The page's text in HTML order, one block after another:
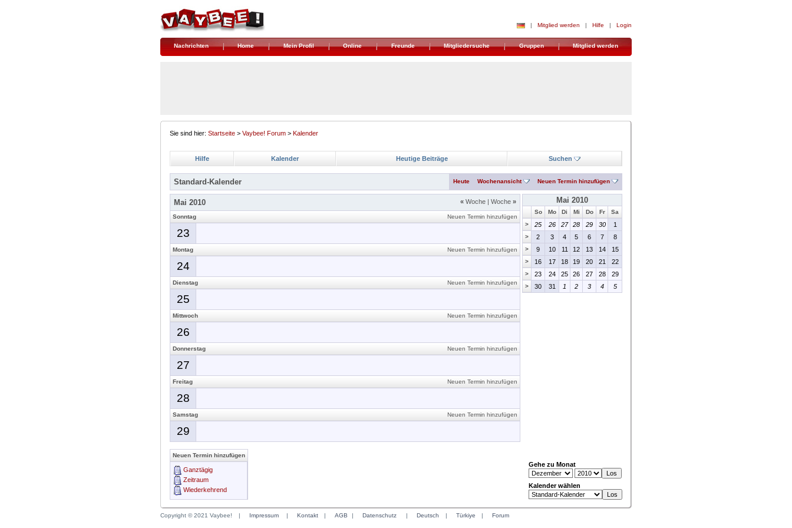
| Mitglied werden | Hilfe | Login
Nachrichten Home Mein Profil Online Freunde Mitgliedersuche Gruppen Mitglied werden
Sie sind hier: Startseite > Vaybee! Forum > Kalender
Hilfe Kalender Heutige Beiträge Suchen
Standard-Kalender Heute Wochenansicht Neuen Termin hinzufügen
« Woche | Woche »
Mai 2010
Neuen Termin hinzufügen
Sonntag
23
Neuen Termin hinzufügen
Montag
24
Neuen Termin hinzufügen
Dienstag
25
Neuen Termin hinzufügen
Mittwoch
26
Neuen Termin hinzufügen
Donnerstag
27
Neuen Termin hinzufügen
Freitag
28
Neuen Termin hinzufügen
Samstag
29
Mai 2010
So Mo Di Mi Do Fr
Sa
>
25 26 27 28 29 30 1
> 2 3 4 5 6 7 8
> 9 10 11 12 13 14 15
> 16 17 18 19 20 21 22
> 23 24 25 26 27 28 29
> 30 31 1 2 3 4 5
Neuen Termin hinzufügen
Ganztägig
Zeitraum
Wiederkehrend
Gehe zu Monat
Kalender wählen
Copyright © 2021 Vaybee! | Impressum | Kontakt | AGB | Datenschutz | Deutsch | Türkiye | Forum